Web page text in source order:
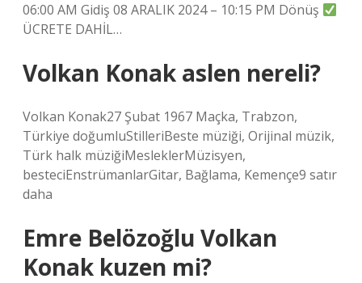
06:00 AM Gidiş 08 ARALIK 2024 – 10:15 PM Dönüş
ÜCRETE DAHİL…
Volkan Konak aslen nereli?
Volkan Konak27 Şubat 1967 Maçka, Trabzon,
Türkiye doğumluStilleriBeste müziği, Orijinal müzik,
Türk halk müziğiMesleklerMüzisyen,
besteciEnstrümanlarGitar, Bağlama, Kemençe9 satır
daha
Emre Belözoğlu Volkan
Konak kuzen mi?